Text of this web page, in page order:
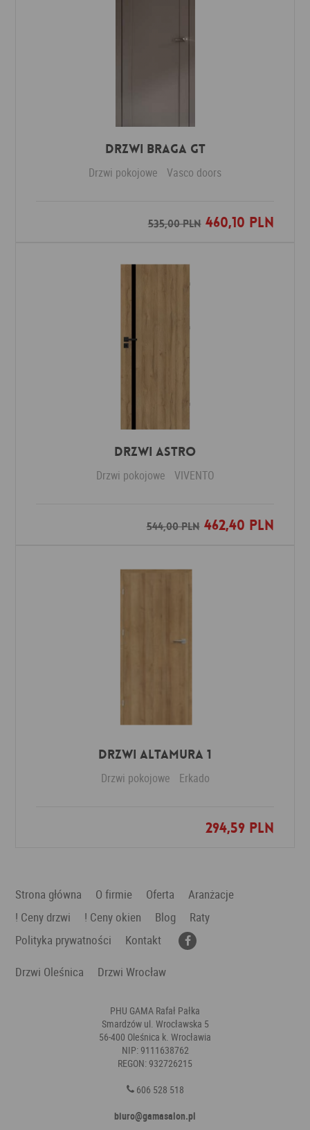
Drzwi Braga GT
Drzwi pokojowe Vasco doors
535,00 PLN460,10 PLN
Dodaj do ulubionych
Drzwi ASTRO
Drzwi pokojowe VIVENTO
544,00 PLN462,40 PLN
Dodaj do ulubionych
Drzwi Altamura 1
Drzwi pokojowe Erkado
294,59 PLN
Dodaj do ulubionych
Strona główna O firmie Oferta
Aranżacje
! Ceny drzwi
! Ceny okien Blog
Raty
Polityka prywatności
Kontakt
Drzwi Oleśnica
Drzwi Wrocław
PHU GAMA Rafał Pałka
Smardzów ul. Wrocławska 5
56-400 Oleśnica k. Wrocławia
NIP: 9111638762
REGON: 932726215
606 528 518
biuro@gamasalon.pl